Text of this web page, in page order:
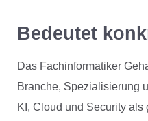
Bedeutet
Das Fachinformatiker
Branche, Spezialisierung
KI, Cloud und Security als